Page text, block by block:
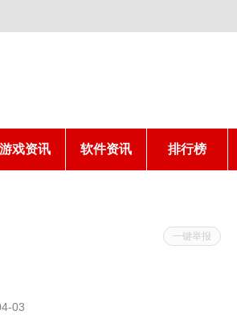
游戏资讯 软件资讯 排行榜
一键举报
03